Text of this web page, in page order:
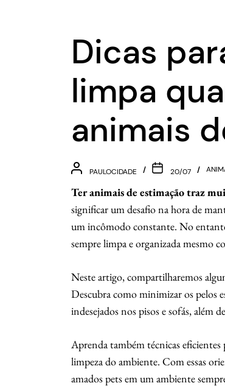
Dicas
limpa
animais
PAULOCIDADE 20/07
Ter animais de estimação traz
significar um desafio na hora de
um incômodo constante. No
sempre limpa e organizada mesmo
Neste artigo, compartilharemos
Descubra como minimizar os pelos
indesejados nos pisos e sofás, além
Aprenda também técnicas
limpeza do ambiente. Com essas
amados pets em um ambiente